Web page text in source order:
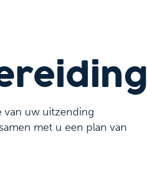
van uw uitzending
met u een plan van